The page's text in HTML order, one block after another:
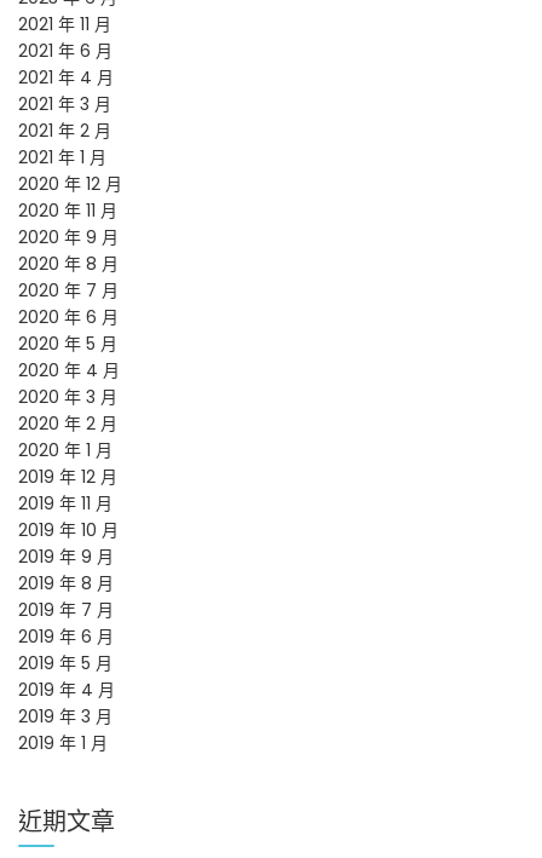
2021 年 11 月
2021 年 6 月
2021 年 4 月
2021 年 3 月
2021 年 2 月
2021 年 1 月
2020 年 12 月
2020 年 11 月
2020 年 9 月
2020 年 8 月
2020 年 7 月
2020 年 6 月
2020 年 5 月
2020 年 4 月
2020 年 3 月
2020 年 2 月
2020 年 1 月
2019 年 12 月
2019 年 11 月
2019 年 10 月
2019 年 9 月
2019 年 8 月
2019 年 7 月
2019 年 6 月
2019 年 5 月
2019 年 4 月
2019 年 3 月
2019 年 1 月
近期文章